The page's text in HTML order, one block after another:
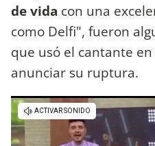
de vida con una
como Delfi", fueron
que usó el cantante
anunciar su ruptura.